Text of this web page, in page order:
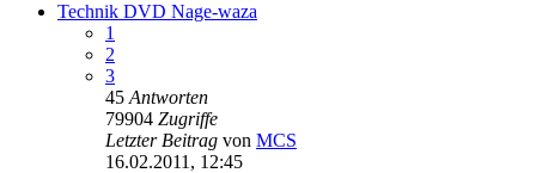
Technik DVD Nage-waza
1
2
3
45 Antworten
79904 Zugriffe
Letzter Beitrag von MCS
16.02.2011, 12:45